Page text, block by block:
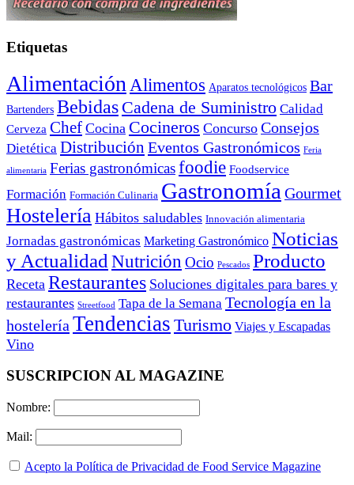
Etiquetas
Alimentación Alimentos Aparatos tecnológicos Bar
Bartenders Bebidas Cadena de Suministro Calidad
Cerveza Chef Cocina Cocineros Concurso Consejos
Dietética Distribución Eventos Gastronómicos Feria
alimentaria Ferias gastronómicasfoodie Foodservice
Formación Formación Culinaria Gastronomía Gourmet
Hostelería Hábitos saludables Innovación alimentaria
Jornadas gastronómicas Marketing Gastronómico Noticias
y Actualidad Nutrición Ocio Pescados Producto
Receta Restaurantes Soluciones digitales para bares y
restaurantes Streetfood Tapa de la Semana Tecnología en la
hostelería Tendencias Turismo Viajes y Escapadas
Vino
SUSCRIPCION AL MAGAZINE
Nombre:
Mail:
Acepto la Política de Privacidad de Food Service Magazine